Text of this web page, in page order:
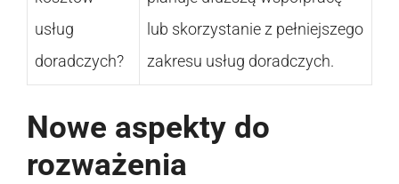
usług
doradczych?
lub skorzystanie z pełniejszego
zakresu usług doradczych.
Nowe aspekty do
rozważenia